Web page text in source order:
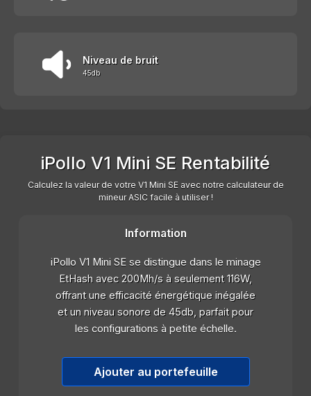
Niveau de bruit
45db
iPollo V1 Mini SE Rentabilité
Calculez la valeur de votre V1 Mini SE avec notre calculateur de
mineur ASIC facile à utiliser !
Information
iPollo V1 Mini SE se distingue dans le minage
EtHash avec 200Mh/s à seulement 116W,
offrant une efficacité énergétique inégalée
et un niveau sonore de 45db, parfait pour
les configurations à petite échelle.
Ajouter au portefeuille